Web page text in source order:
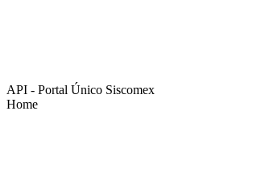
API - Portal Único Siscomex
Home